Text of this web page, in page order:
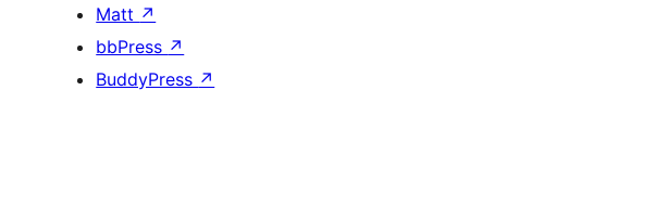
Matt ↗
bbPress ↗
BuddyPress ↗